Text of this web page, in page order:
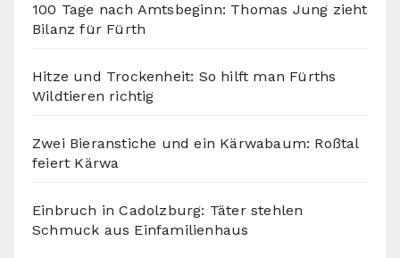
100 Tage nach Amtsbeginn: Thomas Jung zieht
Bilanz für Fürth
Hitze und Trockenheit: So hilft man Fürths
Wildtieren richtig
Zwei Bieranstiche und ein Kärwabaum: Roßtal
feiert Kärwa
Einbruch in Cadolzburg: Täter stehlen
Schmuck aus Einfamilienhaus